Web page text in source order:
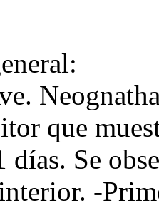
que
días. Se
-